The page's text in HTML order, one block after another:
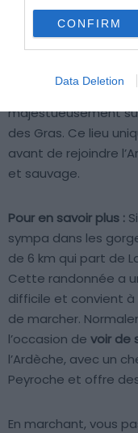
CONFIRM
Data Deletion
Pourquoi nous
randonnée dans les
randonnée des
itinéraire offre un
majestueusement
des Gras. Ce lieu
avant de rejoindre
et sauvage.
Pour en savoir plus :
sympa dans les
de 6 km qui part de
Cette randonnée a
difficile et convient à
de marcher.
l’occasion de voir de
l’Ardèche, avec un
Peyroche et offre
En marchant, vous